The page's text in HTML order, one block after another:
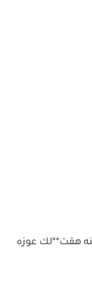
هقت**لك عوزه